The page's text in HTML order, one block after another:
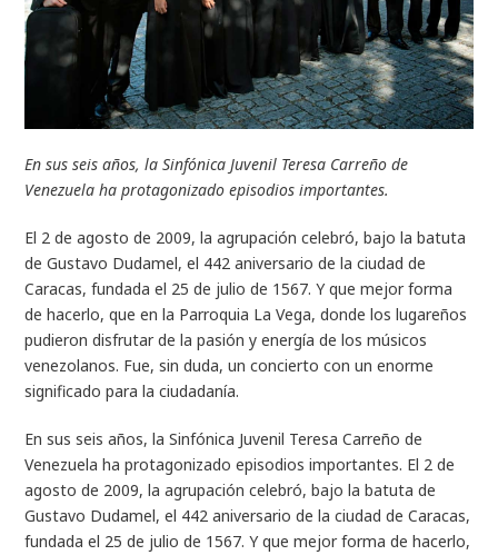
En sus seis años, la Sinfónica Juvenil Teresa Carreño de
Venezuela ha protagonizado episodios importantes.
El 2 de agosto de 2009, la agrupación celebró, bajo la batuta
de Gustavo Dudamel, el 442 aniversario de la ciudad de
Caracas, fundada el 25 de julio de 1567. Y que mejor forma
de hacerlo, que en la Parroquia La Vega, donde los lugareños
pudieron disfrutar de la pasión y energía de los músicos
venezolanos. Fue, sin duda, un concierto con un enorme
significado para la ciudadanía.
En sus seis años, la Sinfónica Juvenil Teresa Carreño de
Venezuela ha protagonizado episodios importantes. El 2 de
agosto de 2009, la agrupación celebró, bajo la batuta de
Gustavo Dudamel, el 442 aniversario de la ciudad de Caracas,
fundada el 25 de julio de 1567. Y que mejor forma de hacerlo,